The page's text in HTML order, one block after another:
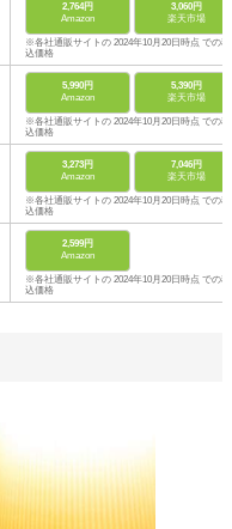
2,764円
Amazon
3,060円
楽天市場
※各社通販サイトの 2024年10月20日時点 での税
込価格
5,990円
Amazon
5,390円
楽天市場
※各社通販サイトの 2024年10月20日時点 での税
込価格
3,273円
Amazon
7,046円
楽天市場
※各社通販サイトの 2024年10月20日時点 での税
込価格
2,599円
Amazon
※各社通販サイトの 2024年10月20日時点 での税
込価格